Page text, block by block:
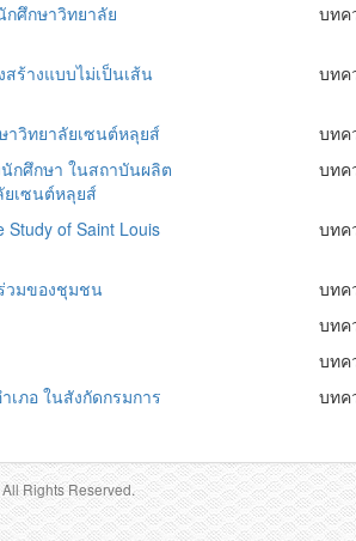
กศึกษาวิทยาลัย
บทค
ร้างแบบไม่เป็นเส้น
บทค
าวิทยาลัยเซนต์หลุยส์ บทค
กศึกษา ในสถาบันผลิต
เซนต์หลุยส์
บทค
Study of Saint Louis
บทค
วมของชุมชน บทค
บทค
บทค
ภอ ในสังกัดกรมการ
บทค
Rights Reserved.
•Risk Disclosure • User Agreement• Privacy Policy